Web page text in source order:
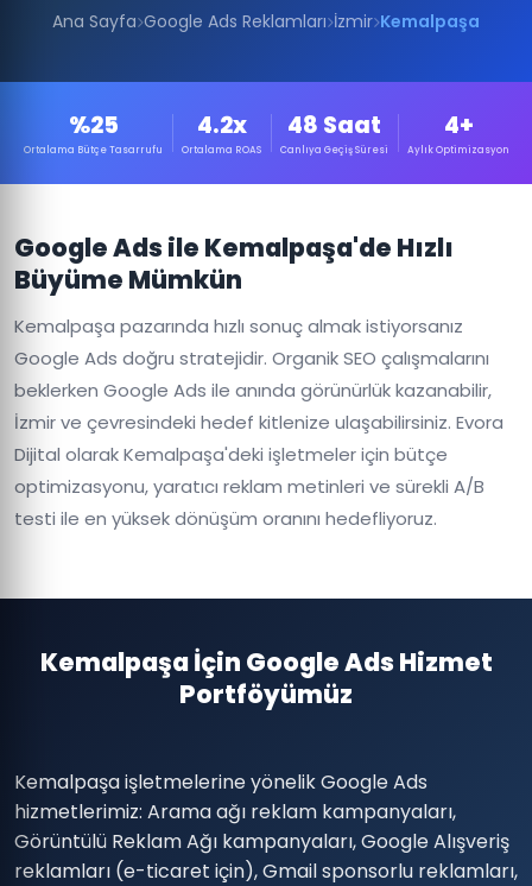
Ana Sayfa Google Ads Reklamları İzmir Kemalpaşa
%25
Ortalama Bütçe Tasarrufu
4.2x
Ortalama ROAS
48 Saat
Canlıya Geçiş Süresi
4+
Aylık Optimizasyon
Google Ads ile Kemalpaşa'de Hızlı
Büyüme Mümkün
Kemalpaşa pazarında hızlı sonuç almak istiyorsanız
Google Ads doğru stratejidir. Organik SEO çalışmalarını
beklerken Google Ads ile anında görünürlük kazanabilir,
İzmir ve çevresindeki hedef kitlenize ulaşabilirsiniz. Evora
Dijital olarak Kemalpaşa'deki işletmeler için bütçe
optimizasyonu, yaratıcı reklam metinleri ve sürekli A/B
testi ile en yüksek dönüşüm oranını hedefliyoruz.
Kemalpaşa İçin Google Ads Hizmet
Portföyümüz
Kemalpaşa işletmelerine yönelik Google Ads
hizmetlerimiz: Arama ağı reklam kampanyaları,
Görüntülü Reklam Ağı kampanyaları, Google Alışveriş
reklamları (e-ticaret için), Gmail sponsorlu reklamları,